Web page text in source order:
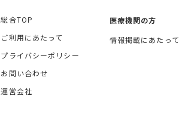
総合TOP
ご利用にあたって
プライバシーポリシー
お問い合わせ
運営会社
医療機関の方
情報掲載にあたって